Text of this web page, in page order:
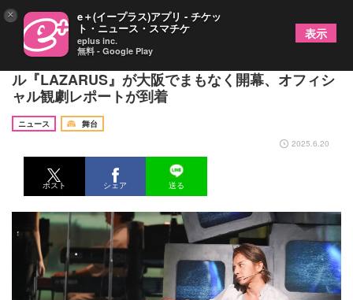
松岡充主演、デヴィッド・ボウイの遺作ミュージカ
ル『LAZARUS』が大阪でまもなく開幕、オフィシ
ャル観劇レポートが到着
ニュース
舞台
2025.6.20
ポスト シェア 送る
× e＋(イープラス)アプリ - チケッ
ト・ニュース・スマチケ
eplus inc.
無料 - Google Play
表示